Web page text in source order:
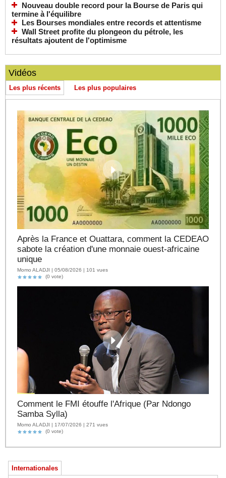
Nouveau double record pour la Bourse de Paris qui
termine à l'équilibre
Les Bourses mondiales entre records et attentisme
Wall Street profite du plongeon du pétrole, les
résultats ajoutent de l'optimisme
Vidéos
Les plus récents Les plus populaires
Après la France et Ouattara, comment la CEDEAO
sabote la création d'une monnaie ouest-africaine
unique
Momo ALADJI | 05/08/2026 | 101 vues
(0 vote)
Comment le FMI étouffe l'Afrique (Par Ndongo
Samba Sylla)
Momo ALADJI | 17/07/2026 | 271 vues
(0 vote)
Internationales